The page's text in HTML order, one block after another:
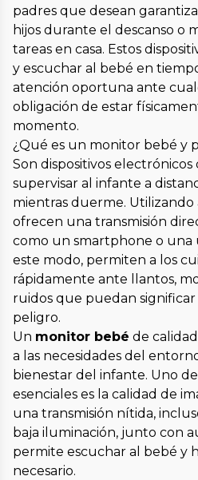
padres que desean
hijos durante el descanso o
tareas en casa. Estos
y escuchar al bebé en
atención oportuna ante
obligación de estar
momento.
¿Qué es un monitor bebé y
Son dispositivos electrónicos
supervisar al infante a
mientras duerme. Utilizando
ofrecen una transmisión
como un smartphone o una
este modo, permiten a los
rápidamente ante llantos,
ruidos que puedan
peligro.
Un monitor bebé de
a las necesidades del
bienestar del infante. Uno
esenciales es la calidad de
una transmisión nítida,
baja iluminación, junto con
permite escuchar al bebé y
necesario.